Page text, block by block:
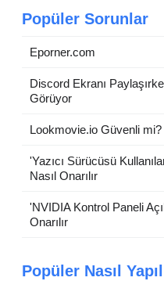
Popüler Sorunlar
Eporner.com
Discord Ekranı
Görüyor
Lookmovie.io Güvenli mi?
'Yazıcı Sürücüsü
Nasıl Onarılır
'NVIDIA Kontrol Paneli
Onarılır
Popüler Nasıl